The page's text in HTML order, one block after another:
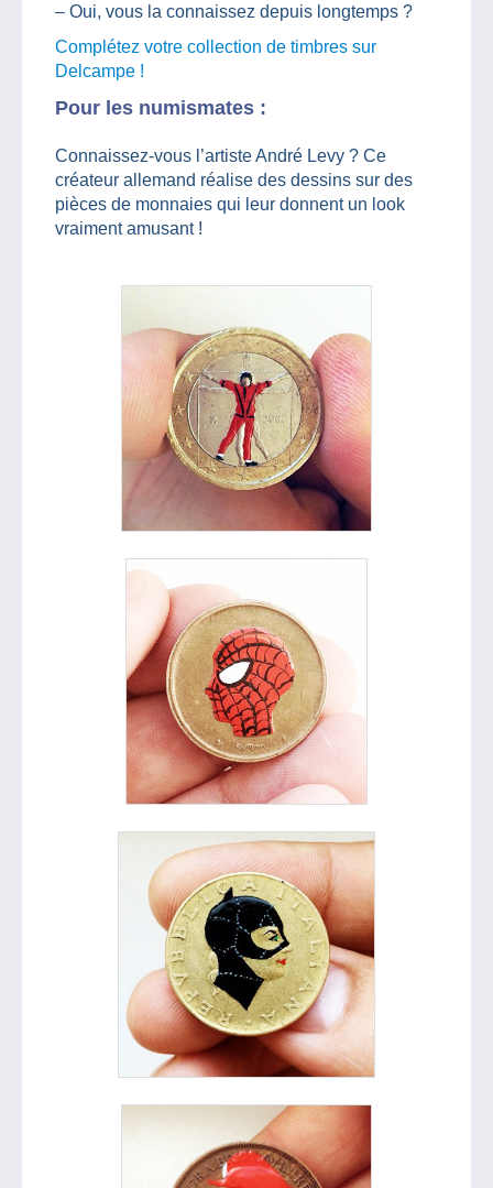
– Oui, vous la connaissez depuis longtemps ?
Complétez votre collection de timbres sur
Delcampe !
Pour les numismates :
Connaissez-vous l’artiste André Levy ? Ce
créateur allemand réalise des dessins sur des
pièces de monnaies qui leur donnent un look
vraiment amusant !